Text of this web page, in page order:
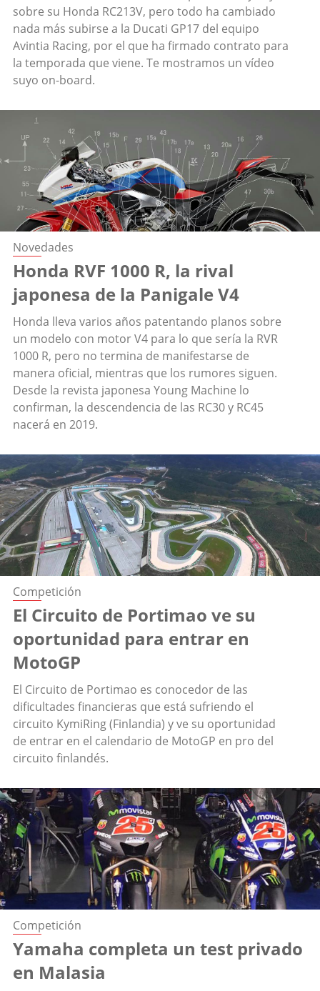
sobre su Honda RC213V, pero todo ha cambiado
nada más subirse a la Ducati GP17 del equipo
Avintia Racing, por el que ha firmado contrato para
la temporada que viene. Te mostramos un vídeo
suyo on-board.
Novedades
Honda RVF 1000 R, la rival
japonesa de la Panigale V4
Honda lleva varios años patentando planos sobre
un modelo con motor V4 para lo que sería la RVR
1000 R, pero no termina de manifestarse de
manera oficial, mientras que los rumores siguen.
Desde la revista japonesa Young Machine lo
confirman, la descendencia de las RC30 y RC45
nacerá en 2019.
Competición
El Circuito de Portimao ve su
oportunidad para entrar en
MotoGP
El Circuito de Portimao es conocedor de las
dificultades financieras que está sufriendo el
circuito KymiRing (Finlandia) y ve su oportunidad
de entrar en el calendario de MotoGP en pro del
circuito finlandés.
Competición
Yamaha completa un test privado
en Malasia